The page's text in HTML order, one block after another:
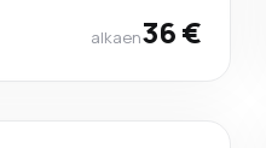
alkaen36 €